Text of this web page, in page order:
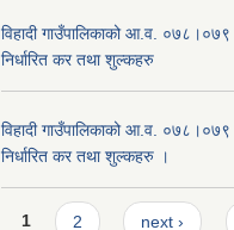
विहादी गाउँपालिकाको आ.व. ०७८।०७९
निर्धारित कर तथा शुल्कहरु
विहादी गाउँपालिकाको आ.व. ०७८।०७९
निर्धारित कर तथा शुल्कहरु ।
Pages
1 2 next ›